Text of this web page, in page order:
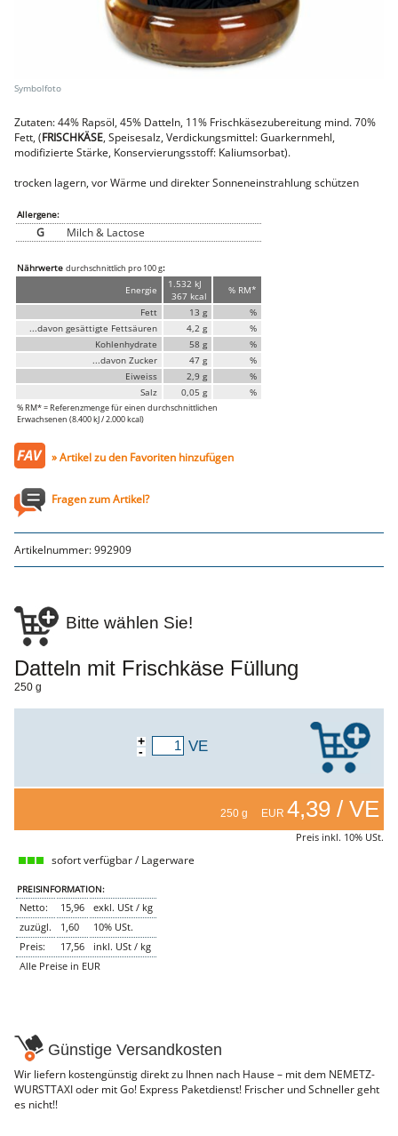
Steaks vom SCHWEIN
Nemetz-Menü
Wurstwaren
Putenwurst
Stangenwurst
Würstel
Mini-Würstel
Selchwaren
Putenschinken
Fische
Genusssortiment
Hausmannskost
Gemüse & Salat
Knödel
Pommes & Wedges
Mehlspeisen
Gebäck
Getränke
Säfte
Spirituosen
Senf & Co
Essig & Öl
Trockensortiment
Süssigkeiten
Knabbereien
WURSTTORTE
Hundefutter
trocken
Barf-Zusätze
Katzenfutter
Gutschein kaufen
Zutaten: 44% Rapsöl, 45% Datteln, 11% Frischkäsezubereitung mind. 70%
Fett, (FRISCHKÄSE, Speisesalz, Verdickungsmittel: Guarkernmehl,
modifizierte Stärke, Konservierungsstoff: Kaliumsorbat).
trocken lagern, vor Wärme und direkter Sonneneinstrahlung schützen
Allergene:
G Milch & Lactose
Nährwerte durchschnittlich pro 100 g:
Energie
1.532 kJ
367 kcal
% RM*
Fett
13 g
%
...davon gesättigte Fettsäuren
4,2 g
%
Kohlenhydrate
58 g
%
...davon Zucker
47 g
%
Eiweiss
2,9 g
%
Salz
0,05 g %
% RM* = Referenzmenge für einen durchschnittlichen
Erwachsenen (8.400 kJ / 2.000 kcal)
» Artikel zu den Favoriten hinzufügen
Fragen zum Artikel?
Artikelnummer:992909
Bitte wählen Sie!
Datteln mit Frischkäse Füllung
250 g
+
- VE
250 g EUR4,39 / VE
Preis inkl. 10% USt.
sofort verfügbar / Lagerware
PREISINFORMATION:
Netto: 15,96
exkl. USt / kg
zuzügl.
1,60
10% USt.
Preis:
17,56
inkl. USt / kg
Alle Preise in EUR
Günstige Versandkosten
Wir liefern kostengünstig direkt zu Ihnen nach Hause – mit dem NEMETZ-
WURSTTAXI oder mit Go! Express Paketdienst! Frischer und Schneller geht
es nicht!!